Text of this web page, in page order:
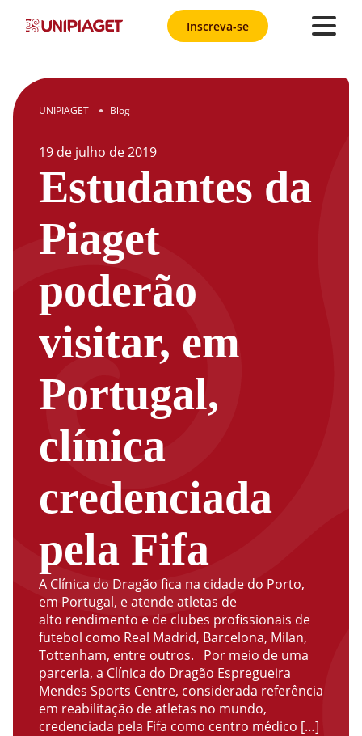
Inscreva-se
UNIPIAGET ● Blog
19 de julho de2019
Estudantes da
Piaget
poderão
visitar, em
Portugal,
clínica
credenciada
pela Fifa
A Clínica do Dragão fica na cidade do Porto,
em Portugal, e atende atletas de
alto rendimento e de clubes profissionais de
futebol como Real Madrid, Barcelona, Milan,
Tottenham, entre outros. Por meio de uma
parceria, a Clínica do Dragão Espregueira
Mendes Sports Centre, considerada referência
em reabilitação de atletas no mundo,
credenciada pela Fifa como centro médico […]